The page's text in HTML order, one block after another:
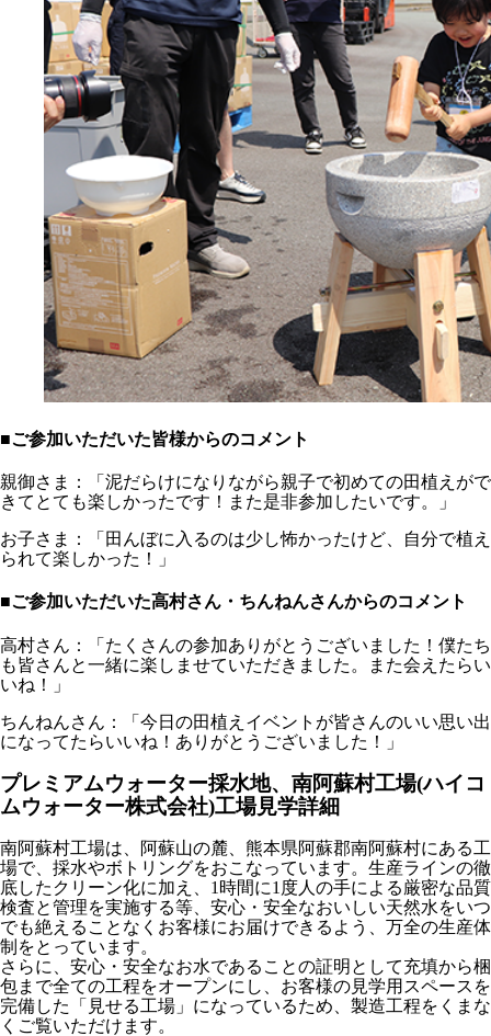
■ご参加いただいた皆様からのコメント
親御さま：「泥だらけになりながら親子で初めての田植えがで
きてとても楽しかったです！また是非参加したいです。」
お子さま：「田んぼに入るのは少し怖かったけど、自分で植え
られて楽しかった！」
■ご参加いただいた高村さん・ちんねんさんからのコメント
高村さん：「たくさんの参加ありがとうございました！僕たち
も皆さんと一緒に楽しませていただきました。また会えたらい
いね！」
ちんねんさん：「今日の田植えイベントが皆さんのいい思い出
になってたらいいね！ありがとうございました！」
プレミアムウォーター採水地、南阿蘇村工場(ハイコ
ムウォーター株式会社)工場見学詳細
南阿蘇村工場は、阿蘇山の麓、熊本県阿蘇郡南阿蘇村にある工
場で、採水やボトリングをおこなっています。生産ラインの徹
底したクリーン化に加え、1時間に1度人の手による厳密な品質
検査と管理を実施する等、安心・安全なおいしい天然水をいつ
でも絶えることなくお客様にお届けできるよう、万全の生産体
制をとっています。
さらに、安心・安全なお水であることの証明として充填から梱
包まで全ての工程をオープンにし、お客様の見学用スペースを
完備した「見せる工場」になっているため、製造工程をくまな
くご覧いただけます。